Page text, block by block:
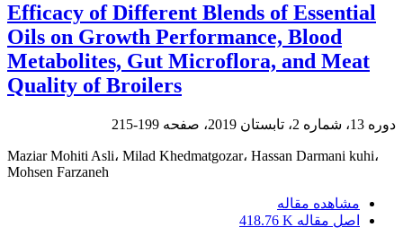
Efficacy of Different Blends of Essential
Oils on Growth Performance, Blood
Metabolites, Gut Microflora, and Meat
Quality of Broilers
دوره 13، شماره 2، تابستان 2019، صفحه 199-215
Maziar Mohiti Asli، Milad Khedmatgozar، Hassan Darmani kuhi،
Mohsen Farzaneh
مشاهده مقاله
اصل مقاله 418.76 K